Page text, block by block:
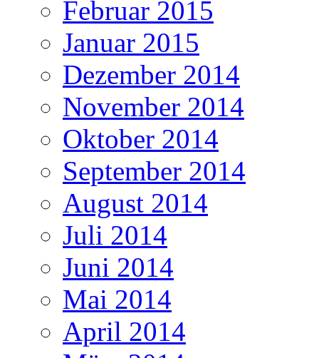
Februar 2015
Januar 2015
Dezember 2014
November 2014
Oktober 2014
September 2014
August 2014
Juli 2014
Juni 2014
Mai 2014
April 2014